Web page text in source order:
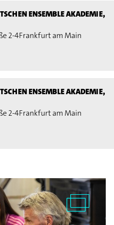
ENSEMBLE AKADEMIE,
2-4Frankfurt am Main
ENSEMBLE AKADEMIE,
2-4Frankfurt am Main